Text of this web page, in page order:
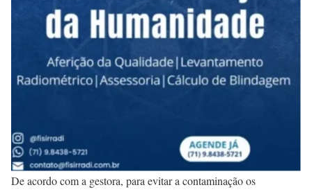
De acordo com a gestora, para evitar a contaminação os